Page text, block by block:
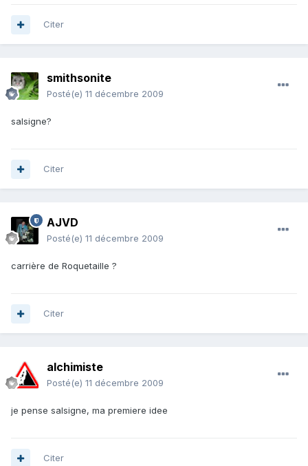
Citer
smithsonite
Posté(e) 11 décembre 2009
salsigne?
Citer
AJVD
Posté(e) 11 décembre 2009
carrière de Roquetaille ?
Citer
alchimiste
Posté(e) 11 décembre 2009
je pense salsigne, ma premiere idee
Citer